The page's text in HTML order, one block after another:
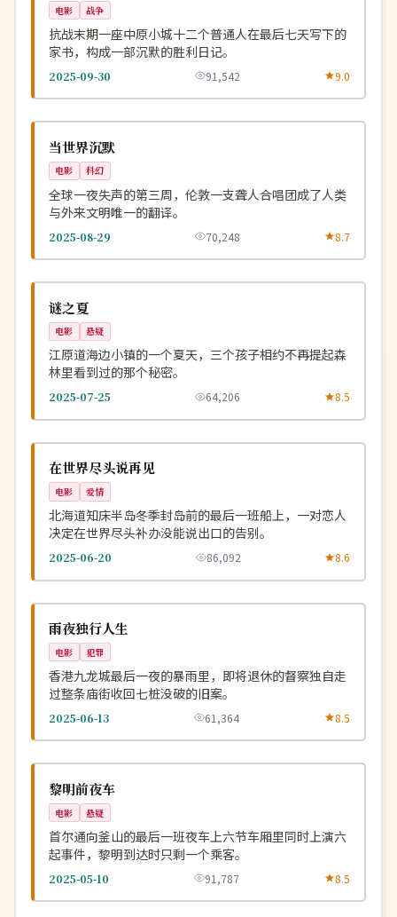
电影 战争
抗战末期一座中原小城十二个普通人在最后七天写下的
家书，构成一部沉默的胜利日记。
2025-09-30 91,542 9.0
英国
当世界沉默
电影 科幻
全球一夜失声的第三周，伦敦一支聋人合唱团成了人类
与外来文明唯一的翻译。
2025-08-29 70,248 8.7
韩国
谜之夏
电影 悬疑
江原道海边小镇的一个夏天，三个孩子相约不再提起森
林里看到过的那个秘密。
2025-07-25 64,206 8.5
日本
在世界尽头说再见
电影 爱情
北海道知床半岛冬季封岛前的最后一班船上，一对恋人
决定在世界尽头补办没能说出口的告别。
2025-06-20 86,092 8.6
中国
雨夜独行人生
电影 犯罪
香港九龙城最后一夜的暴雨里，即将退休的督察独自走
过整条庙街收回七桩没破的旧案。
2025-06-13 61,364 8.5
韩国
黎明前夜车
电影 悬疑
首尔通向釜山的最后一班夜车上六节车厢里同时上演六
起事件，黎明到达时只剩一个乘客。
2025-05-10 91,787 8.5